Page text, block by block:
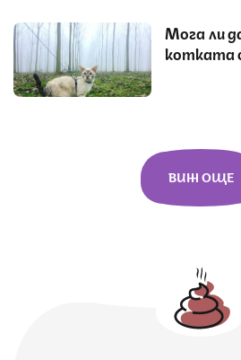
Мога ли
котката
ВИЖ ОЩЕ